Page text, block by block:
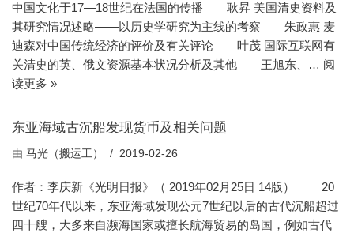
中国文化于17—18世纪在法国的传播 耿昇 美国清史资料及
其研究情况述略——以历史学研究为主线的考察 朱政惠 麦
迪森对中国传统经济的评价及有关评论 叶茂 国际互联网有
关清史的英、俄文资源基本状况分析及其他 王旭东、… 阅
读更多 »
东亚海域古沉船发现货币及相关问题
由 马光（搬运工） 2019-02-26
作者：李庆新《光明日报》（ 2019年02月25日 14版） 20
世纪70年代以来，东亚海域发现公元7世纪以后的古代沉船超过
四十艘，大多来自濒海国家或擅长航海贸易的岛国，例如古代